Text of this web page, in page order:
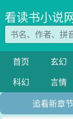
看读书小说
首页 玄幻
科幻
言情
追看新章